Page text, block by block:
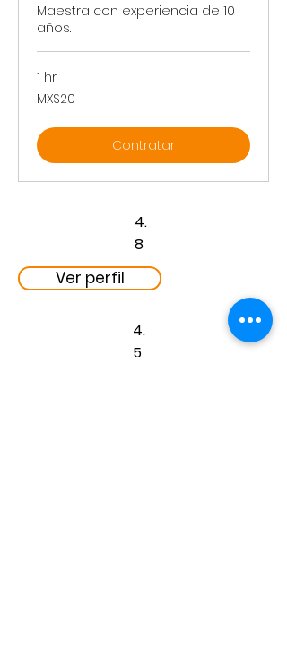
Maestra con experiencia de 10
años.
1 hr
20
Mexican
MX$20
Contratar
4.
8
Ver perfil
4.
5